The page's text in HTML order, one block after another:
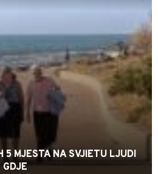
5 MJESTA NA SVJIETU LJUDI
GDJE